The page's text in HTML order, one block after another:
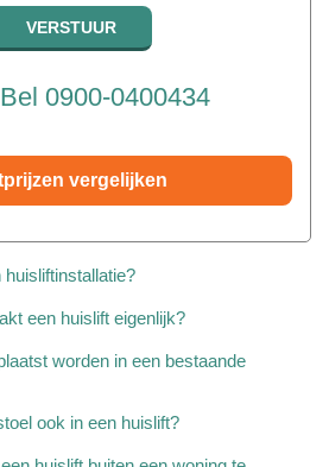
Bel 0900-0400434
vergelijken
een huislift eigenlijk?
worden in een bestaande
ook in een huislift?